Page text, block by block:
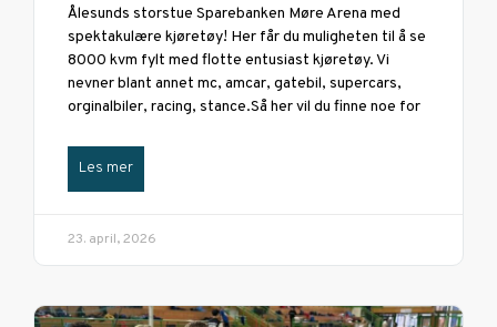
Ålesunds storstue Sparebanken Møre Arena med
spektakulære kjøretøy! Her får du muligheten til å se
8000 kvm fylt med flotte entusiast kjøretøy. Vi
nevner blant annet mc, amcar, gatebil, supercars,
orginalbiler, racing, stance.Så her vil du finne noe for
Les mer
23. april, 2026